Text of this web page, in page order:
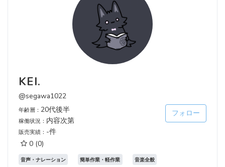
KEI.
@segawa1022
年齢層： 20代後半
稼働状況： 内容次第
販売実績： -件
0 (0)
フォロー
音声・ナレーション 簡単作業・軽作業 音楽全般